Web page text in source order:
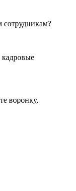
сотрудникам?
кадровые
воронку,